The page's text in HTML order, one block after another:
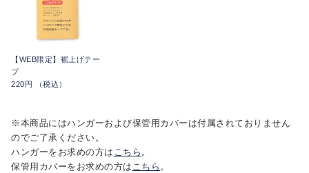
【WEB限定】裾上げテー
プ
220円 （税込）
※本商品にはハンガーおよび保管用カバーは付属されておりません
のでご了承ください。
ハンガーをお求めの方は こちら 。
保管用カバーをお求めの方は こちら 。